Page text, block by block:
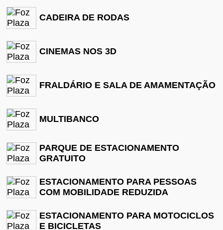
CADEIRA DE RODAS
CINEMAS NOS 3D
FRALDÁRIO E SALA DE AMAMENTAÇÃO
MULTIBANCO
PARQUE DE ESTACIONAMENTO
GRATUITO
ESTACIONAMENTO PARA PESSOAS
COM MOBILIDADE REDUZIDA
ESTACIONAMENTO PARA MOTOCICLOS
E BICICLETAS